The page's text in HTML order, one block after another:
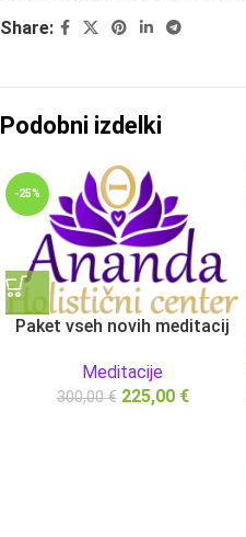
Share:
Podobni izdelki
-25%
Paket vseh novih meditacij
Meditacije
300,00€ 225,00 €